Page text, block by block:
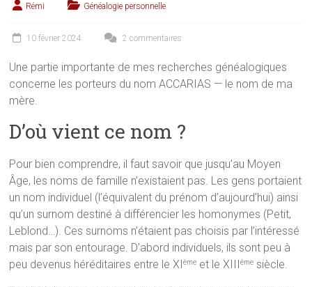
Rémi Généalogie personnelle
10 février 2024 2 commentaires
Une partie importante de mes recherches généalogiques
concerne les porteurs du nom ACCARIAS — le nom de ma
mère.
D’où vient ce nom ?
Pour bien comprendre, il faut savoir que jusqu’au Moyen
Âge, les noms de famille n’existaient pas. Les gens portaient
un nom individuel (l’équivalent du prénom d’aujourd’hui) ainsi
qu’un surnom destiné à différencier les homonymes (Petit,
Leblond…). Ces surnoms n’étaient pas choisis par l’intéressé
mais par son entourage. D’abord individuels, ils sont peu à
peu devenus héréditaires entre le XIème et le XIIIème siècle.